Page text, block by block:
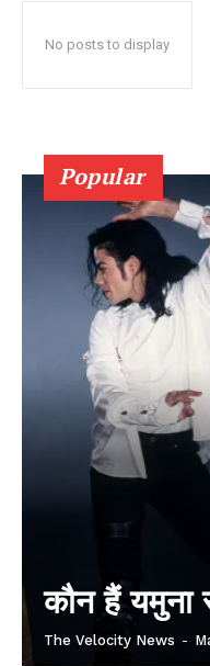
No posts to display
Popular
कौन हैं यमुना
The Velocity News -